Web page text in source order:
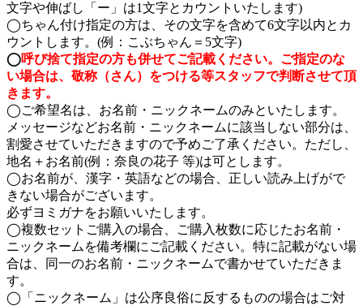
文字や伸ばし「ー」は1文字とカウントいたします)
◯ちゃん付け指定の方は、その文字を含めて6文字以内とカ
ウントします。(例：こぶちゃん＝5文字)
◯呼び捨て指定の方も併せてご記載ください。ご指定のな
い場合は、敬称（さん）をつける等スタッフで判断させて頂
きます。
◯ご希望名は、お名前・ニックネームのみといたします。
メッセージなどお名前・ニックネームに該当しない部分は、
割愛させていただきますので予めご了承ください。ただし、
地名＋お名前(例：奈良の花子 等)は可とします。
◯お名前が、漢字・英語などの場合、正しい読み上げがで
きない場合がございます。
必ずヨミガナをお願いいたします。
◯複数セットご購入の場合、ご購入枚数に応じたお名前・
ニックネームを備考欄にご記載ください。特に記載がない場
合は、同一のお名前・ニックネームで書かせていただきま
す。
◯「ニックネーム」は公序良俗に反するものの場合はご対